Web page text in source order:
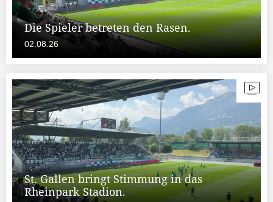
Die Spieler betreten den Rasen.
02.08.26
St. Gallen bringt Stimmung in das
Rheinpark Stadion.